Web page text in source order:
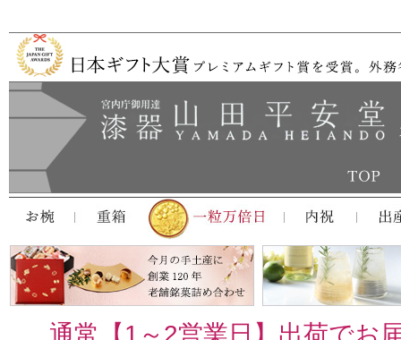
通常【1～2営業日】出荷でお